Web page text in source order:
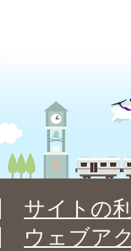
サイトの
ウェブア